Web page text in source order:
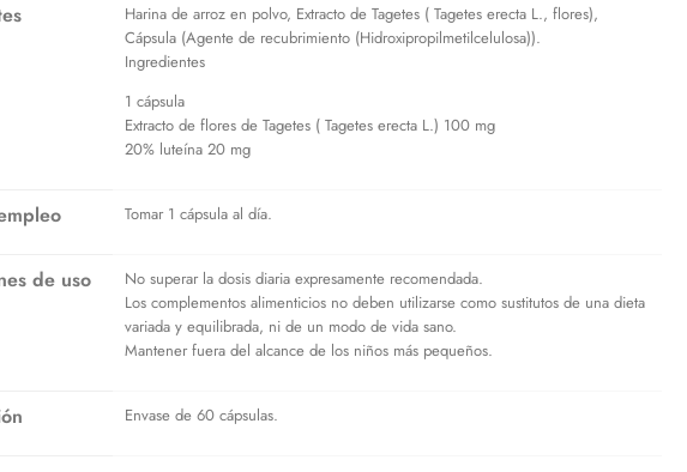
Harina de arroz en polvo, Extracto de Tagetes ( Tagetes erecta L., flores),
Cápsula (Agente de recubrimiento (Hidroxipropilmetilcelulosa)).
Ingredientes
1 cápsula
Extracto de flores de Tagetes ( Tagetes erecta L.) 100 mg
20% luteína 20 mg
Tomar 1 cápsula al día.
de uso
No superar la dosis diaria expresamente recomendada.
Los complementos alimenticios no deben utilizarse como sustitutos de una dieta
variada y equilibrada, ni de un modo de vida sano.
Mantener fuera del alcance de los niños más pequeños.
Envase de 60 cápsulas.